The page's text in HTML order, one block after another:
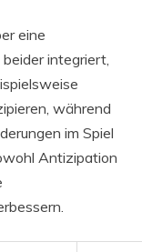
eine
integriert,
während
im Spiel
Antizipation